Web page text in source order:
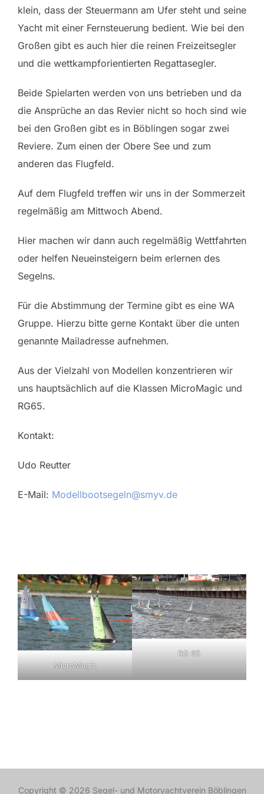
klein, dass der Steuermann am Ufer steht und seine
Yacht mit einer Fernsteuerung bedient. Wie bei den
Großen gibt es auch hier die reinen Freizeitsegler
und die wettkampforientierten Regattasegler.
Beide Spielarten werden von uns betrieben und da
die Ansprüche an das Revier nicht so hoch sind wie
bei den Großen gibt es in Böblingen sogar zwei
Reviere. Zum einen der Obere See und zum
anderen das Flugfeld.
Auf dem Flugfeld treffen wir uns in der Sommerzeit
regelmäßig am Mittwoch Abend.
Hier machen wir dann auch regelmäßig Wettfahrten
oder helfen Neueinsteigern beim erlernen des
Segelns.
Für die Abstimmung der Termine gibt es eine WA
Gruppe. Hierzu bitte gerne Kontakt über die unten
genannte Mailadresse aufnehmen.
Aus der Vielzahl von Modellen konzentrieren wir
uns hauptsächlich auf die Klassen MicroMagic und
RG65.
Kontakt:
Udo Reutter
E-Mail: Modellbootsegeln@smyv.de
MicroMagic
RG 65
Copyright © 2026 Segel- und Motoryachtverein Böblingen